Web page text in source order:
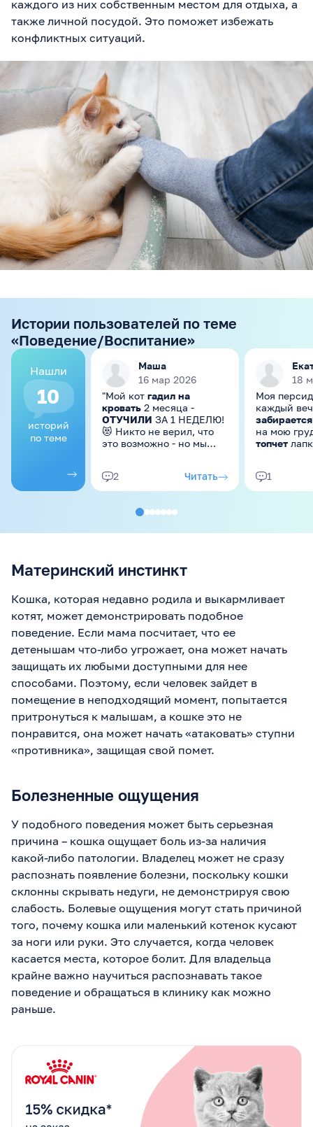
каждого из них собственным местом для отдыха, а
также личной посудой. Это поможет избежать
конфликтных ситуаций.
Истории пользователей по теме
«Поведение/Воспитание»
Нашли
10
историй
по теме
Маша
16 мар 2026
"Мой кот гадил на
кровать 2 месяца -
ОТУЧИЛИ ЗА 1 НЕДЕЛЮ!
😻 Никто не верил, что
это возможно - но мы
который сработал на
100% 🔥 У меня британец
Два месяца назад
дома — лужи на
простынях, запах мочи
пачками! Сначала
прочитала статью и
поняла причины: стресс
от ремонта (смена места
жительства), грязный
лоток (решетка мешала)
и одиночество (работаем
допоздна). Плюс кот не
кастрирован, метил
гормонами 😩 Что мы
К ветеринару!
Исключили болезни
лоток: Поставили 2
бортиками, разными
наполнителями
(силикагель и
комкующийся), в тихий
угол — чистим 2 раза в
силикагель! 3.
Антистресс: Диффузор с
феромонами, больше игр
вечером — лазалка,
удочка. Убрали источник
стресса: не оставляем
одного надолго. 4.
Кастрация: Сделали —
метки от гормонов ушли!
клеенкой временно.
Запах мочи убрали содой
+ уксусом — супер
впитывает! Перекись
водорода для дивана. 6.
Ограничение: Закрывали
в комнате с лотками на
2 Читать
18
Моя
каждый
на мою
топчет
мешает
особенно
1
Материнский инстинкт
Кошка, которая недавно родила и выкармливает
котят, может демонстрировать подобное
поведение. Если мама посчитает, что ее
детенышам что-либо угрожает, она может начать
защищать их любыми доступными для нее
способами. Поэтому, если человек зайдет в
помещение в неподходящий момент, попытается
притронуться к малышам, а кошке это не
понравится, она может начать «атаковать» ступни
«противника», защищая свой помет.
Болезненные ощущения
У подобного поведения может быть серьезная
причина – кошка ощущает боль из-за наличия
какой-либо патологии. Владелец может не сразу
распознать появление болезни, поскольку кошки
склонны скрывать недуги, не демонстрируя свою
слабость. Болевые ощущения могут стать причиной
того, почему кошка или маленький котенок кусают
за ноги или руки. Это случается, когда человек
касается места, которое болит. Для владельца
крайне важно научиться распознавать такое
поведение и обращаться в клинику как можно
раньше.